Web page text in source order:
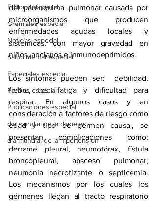
Editorial especial
Gremiales especial
Noticias especial
Salud Mental especial
Especiales especial
Perfiles especial
Publicaciones especial
dia mundial de la diabetes
dia mundial de la hipertension
del parénquima pulmonar causada por
microorganismos que producen
enfermedades agudas locales y
sistémicas, con mayor gravedad en
niños, ancianos e inmunodeprimidos.
Los síntomas pueden ser:  debilidad,
fiebre, tos, fatiga y dificultad para
respirar. En algunos casos y en
consideración a factores de riesgo como
edad y tipo de germen causal, se
presentan complicaciones como:
derrame pleural, neumotórax, fístula
broncopleural, absceso pulmonar,
neumonía necrotizante o septicemia.
Los mecanismos por los cuales los
gérmenes llegan al tracto respiratorio